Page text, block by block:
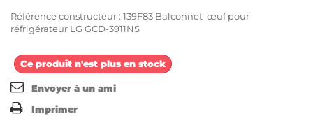
Référence constructeur : 139F83 Balconnet œuf pour
réfrigérateur LG GCD-3911NS
Ce produit n'est plus en stock
Envoyer à un ami
Imprimer